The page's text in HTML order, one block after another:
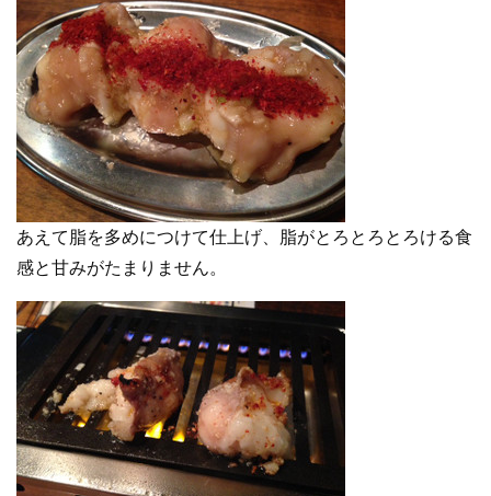
あえて脂を多めにつけて仕上げ、脂がとろとろとろける食
感と甘みがたまりません。